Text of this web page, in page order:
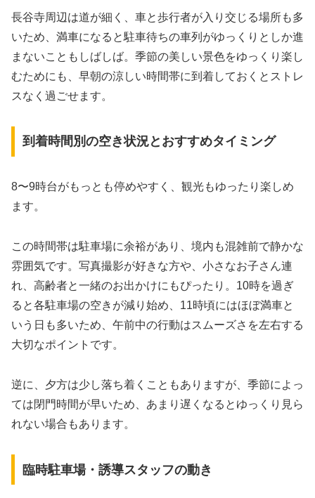
長谷寺周辺は道が細く、車と歩行者が入り交じる場所も多
いため、満車になると駐車待ちの車列がゆっくりとしか進
まないこともしばしば。季節の美しい景色をゆっくり楽し
むためにも、早朝の涼しい時間帯に到着しておくとストレ
スなく過ごせます。
到着時間別の空き状況とおすすめタイミング
8〜9時台がもっとも停めやすく、観光もゆったり楽しめ
ます。
この時間帯は駐車場に余裕があり、境内も混雑前で静かな
雰囲気です。写真撮影が好きな方や、小さなお子さん連
れ、高齢者と一緒のお出かけにもぴったり。10時を過ぎ
ると各駐車場の空きが減り始め、11時頃にはほぼ満車と
いう日も多いため、午前中の行動はスムーズさを左右する
大切なポイントです。
逆に、夕方は少し落ち着くこともありますが、季節によっ
ては閉門時間が早いため、あまり遅くなるとゆっくり見ら
れない場合もあります。
臨時駐車場・誘導スタッフの動き